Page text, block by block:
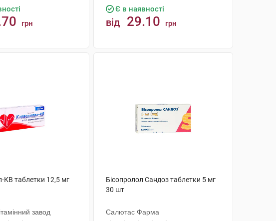
грн
Є в наявності
від 29.10 грн
КВ таблетки 12,5 мг
завод
Бісопролол Сандоз таблетки 5 мг
30 шт
Салютас Фарма